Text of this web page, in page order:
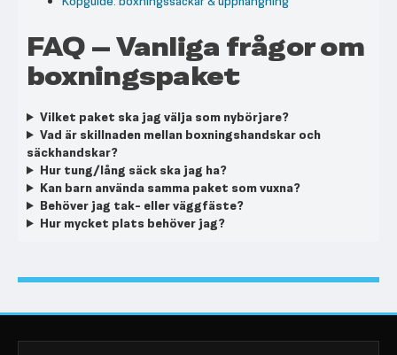
FAQ – Vanliga frågor om
boxningspaket
Vilket paket ska jag välja som nybörjare?
Vad är skillnaden mellan boxningshandskar och
säckhandskar?
Hur tung/lång säck ska jag ha?
Kan barn använda samma paket som vuxna?
Behöver jag tak- eller väggfäste?
Hur mycket plats behöver jag?